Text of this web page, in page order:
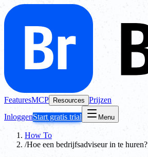
FeaturesMCP Resources Prijzen
InloggenStart gratis trial Menu
How To
/Hoe een bedrijfsadviseur in te huren?